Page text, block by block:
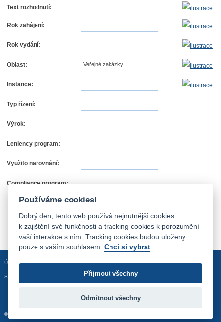
Text rozhodnutí:
Rok zahájení:
Rok vydání:
Oblast: Veřejné zakázky
Instance:
Typ řízení:
Výrok:
Leniency program:
Využito narovnání:
Compliance program:
Úvodní stránka Mapa stránek Prohlášení o přístupnosti
Sledujte nás:
© 2012 - 2026 Úřad pro ochranu hospodářské soutěže
Používáme cookies!
Dobrý den, tento web používá nejnutnější cookies
k zajištění své funkčnosti a tracking cookies k porozumění
vaší interakce s ním. Tracking cookies budou uloženy
pouze s vaším souhlasem.Chci si vybrat
Přijmout všechny
Odmítnout všechny